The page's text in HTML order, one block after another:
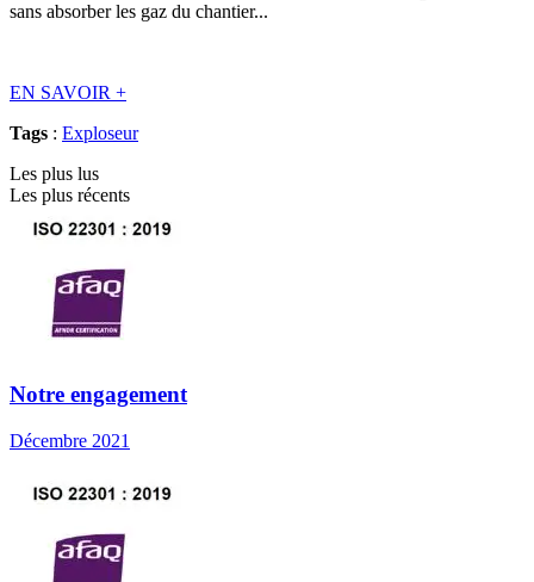
sans absorber les gaz du chantier...
EN SAVOIR +
Tags : Exploseur
Les plus lus
Les plus récents
Notre engagement
Décembre 2021